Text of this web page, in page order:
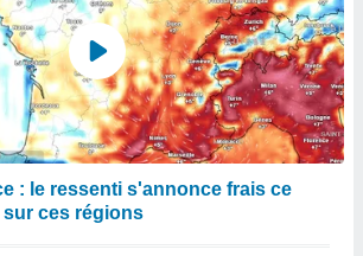
: le ressenti s'annonce frais ce
ces régions